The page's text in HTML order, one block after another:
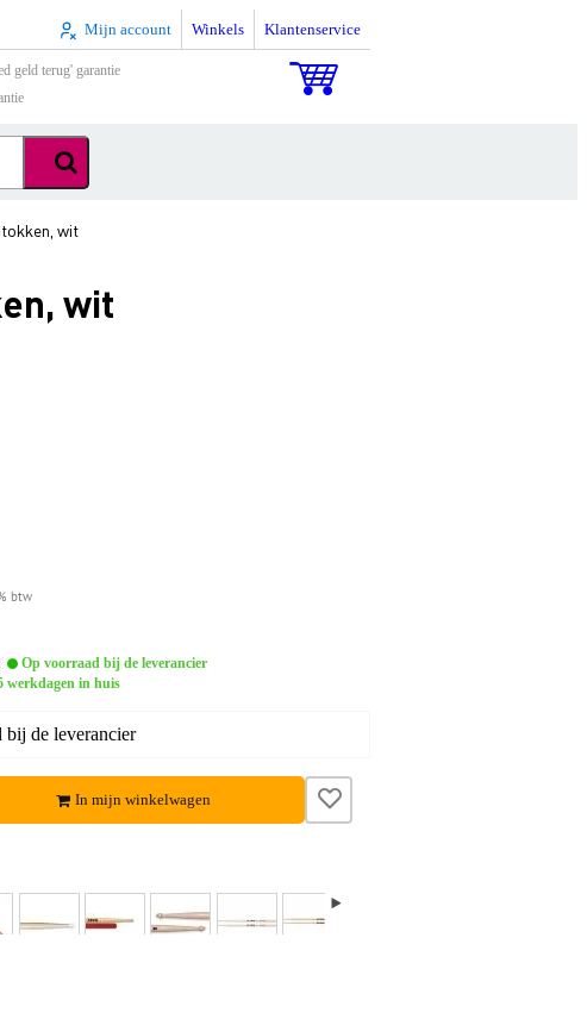
Mijn account Winkels Klantenservice
geld terug' garantie
wit
wit
btw
Op voorraad bij de leverancier
werkdagen in huis
bij de leverancier
In mijn winkelwagen